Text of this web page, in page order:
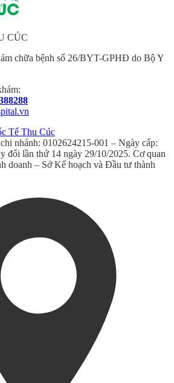
CÚC
chữa bệnh số 26/BYT-GPHĐ do Bộ Y
Tế Thu Cúc
nhánh: 0102624215-001 – Ngày cấp:
đổi lần thứ 14 ngày 29/10/2025. Cơ quan
doanh – Sở Kế hoạch và Đầu tư thành